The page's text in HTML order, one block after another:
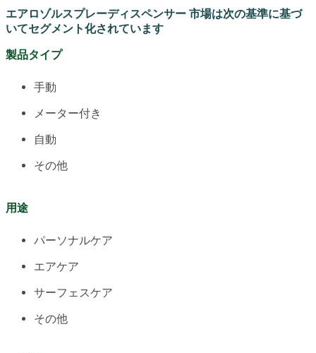
エアロゾルスプレーディスペンサー 市場は次の基準に基づ
いてセグメント化されています
製品タイプ
手動
メーター付き
自動
その他
用途
パーソナルケア
エアケア
サーフェスケア
その他